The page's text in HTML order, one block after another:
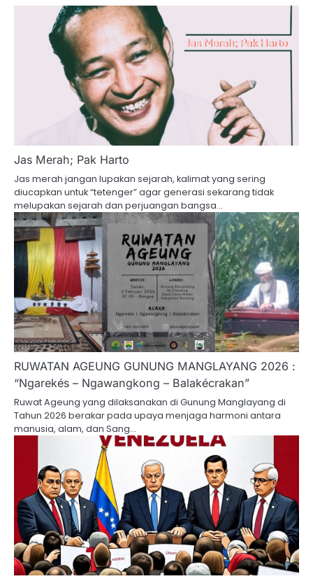
Jas Merah; Pak Harto
Jas merah jangan lupakan sejarah, kalimat yang sering
diucapkan untuk “tetenger” agar generasi sekarang tidak
melupakan sejarah dan perjuangan bangsa…
RUWATAN AGEUNG GUNUNG MANGLAYANG 2026 :
“Ngarekés – Ngawangkong – Balakécrakan”
Ruwat Ageung yang dilaksanakan di Gunung Manglayang di
Tahun 2026 berakar pada upaya menjaga harmoni antara
manusia, alam, dan Sang…